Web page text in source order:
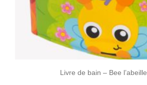
Livre de bain – Bee l’abeille